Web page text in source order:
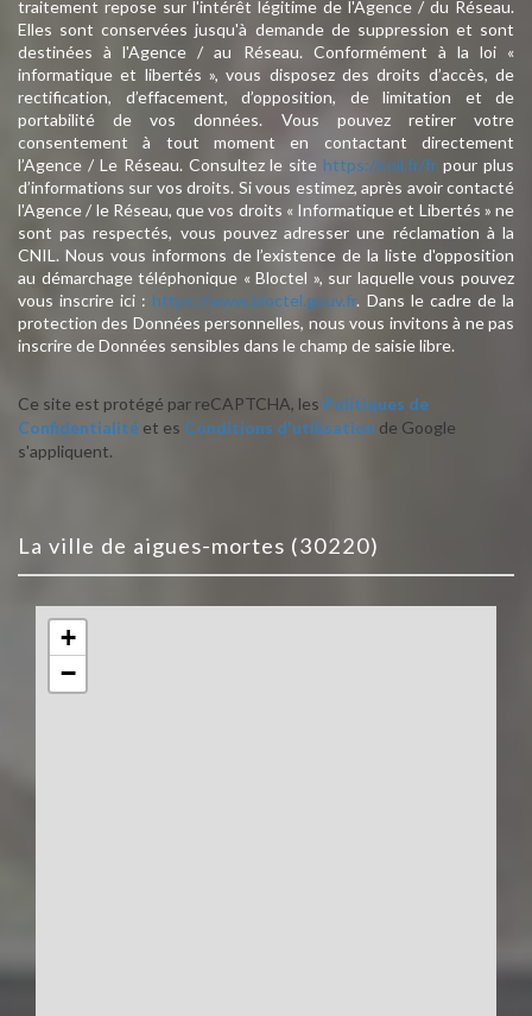
traitement repose sur l'intérêt légitime de l'Agence / du Réseau.
Elles sont conservées jusqu'à demande de suppression et sont
destinées à l'Agence / au Réseau. Conformément à la loi «
informatique et libertés », vous disposez des droits d’accès, de
rectification, d’effacement, d’opposition, de limitation et de
portabilité de vos données. Vous pouvez retirer votre
consentement à tout moment en contactant directement
l’Agence / Le Réseau. Consultez le site https://cnil.fr/fr pour plus
d’informations sur vos droits. Si vous estimez, après avoir contacté
l'Agence / le Réseau, que vos droits « Informatique et Libertés » ne
sont pas respectés, vous pouvez adresser une réclamation à la
CNIL. Nous vous informons de l’existence de la liste d'opposition
au démarchage téléphonique « Bloctel », sur laquelle vous pouvez
vous inscrire ici : https://www.bloctel.gouv.fr. Dans le cadre de la
protection des Données personnelles, nous vous invitons à ne pas
inscrire de Données sensibles dans le champ de saisie libre.
Ce site est protégé par reCAPTCHA, les Politiques de
Confidentialité et es Conditions d'utilisation de Google
s'appliquent.
la ville de aigues-mortes (30220)
+
−